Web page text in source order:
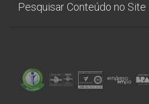
Pesquisar Conteúdo no Site